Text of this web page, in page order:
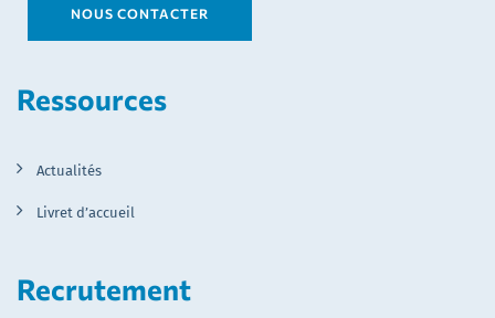
NOUS CONTACTER
Ressources
Actualités
Livret d’accueil
Recrutement